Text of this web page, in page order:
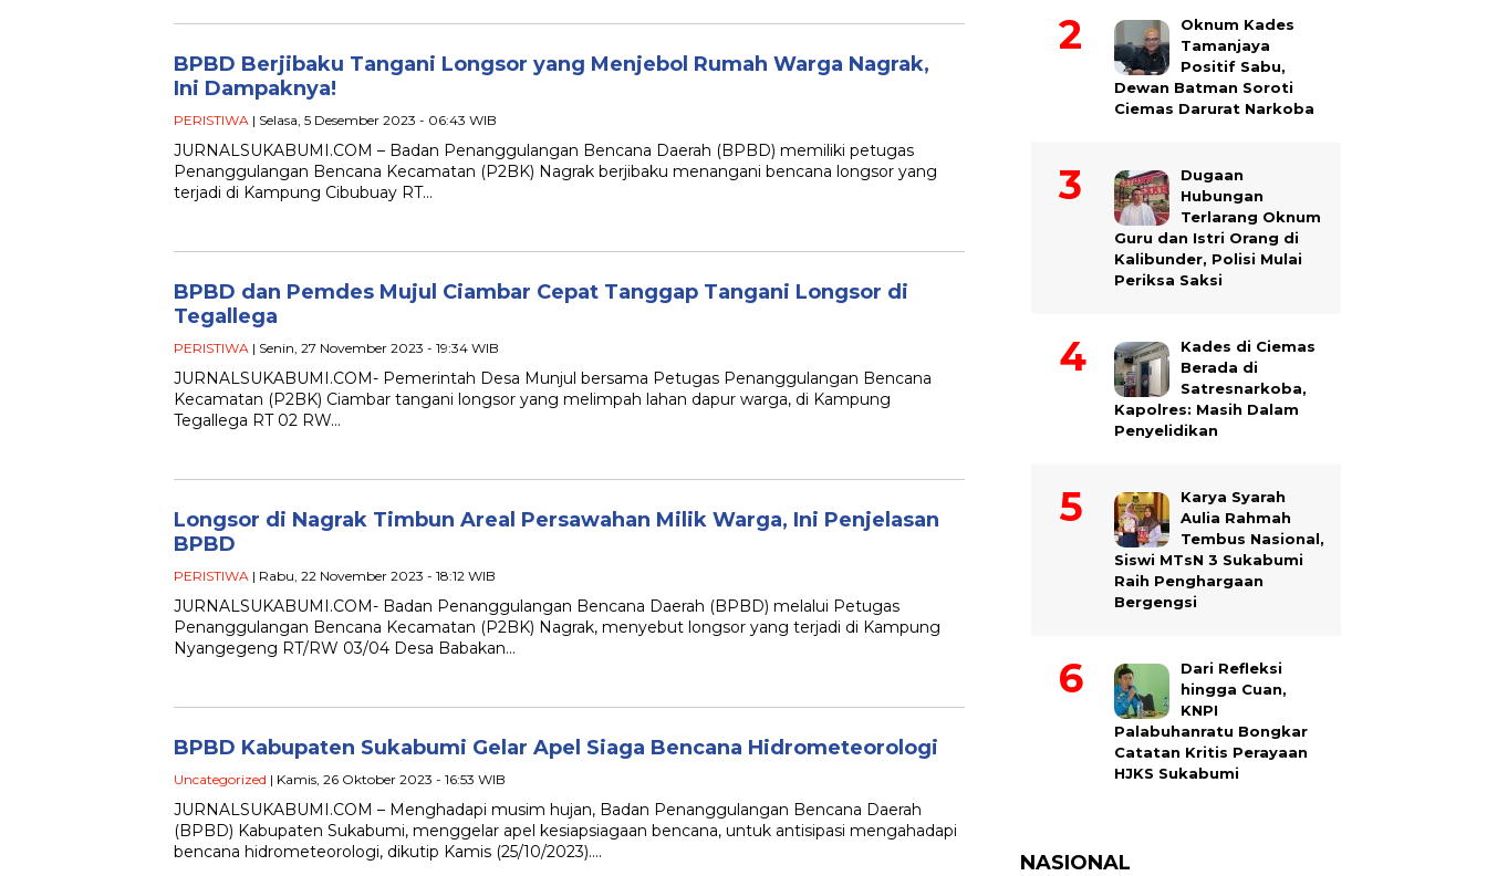
BPBD Berjibaku Tangani Longsor yang Menjebol Rumah Warga Nagrak,
Ini Dampaknya!
PERISTIWA | Selasa, 5 Desember 2023 - 06:43 WIB
JURNALSUKABUMI.COM – Badan Penanggulangan Bencana Daerah (BPBD) memiliki petugas
Penanggulangan Bencana Kecamatan (P2BK) Nagrak berjibaku menangani bencana longsor yang
terjadi di Kampung Cibubuay RT…
BPBD dan Pemdes Mujul Ciambar Cepat Tanggap Tangani Longsor di
Tegallega
PERISTIWA | Senin, 27 November 2023 - 19:34 WIB
JURNALSUKABUMI.COM- Pemerintah Desa Munjul bersama Petugas Penanggulangan Bencana
Kecamatan (P2BK) Ciambar tangani longsor yang melimpah lahan dapur warga, di Kampung
Tegallega RT 02 RW…
Longsor di Nagrak Timbun Areal Persawahan Milik Warga, Ini Penjelasan
BPBD
PERISTIWA | Rabu, 22 November 2023 - 18:12 WIB
JURNALSUKABUMI.COM- Badan Penanggulangan Bencana Daerah (BPBD) melalui Petugas
Penanggulangan Bencana Kecamatan (P2BK) Nagrak, menyebut longsor yang terjadi di Kampung
Nyangegeng RT/RW 03/04 Desa Babakan…
BPBD Kabupaten Sukabumi Gelar Apel Siaga Bencana Hidrometeorologi
Uncategorized | Kamis, 26 Oktober 2023 - 16:53 WIB
JURNALSUKABUMI.COM – Menghadapi musim hujan, Badan Penanggulangan Bencana Daerah
(BPBD) Kabupaten Sukabumi, menggelar apel kesiapsiagaan bencana, untuk antisipasi mengahadapi
bencana hidrometeorologi, dikutip Kamis (25/10/2023)….
Oknum Kades
Tamanjaya
Positif Sabu,
Dewan Batman Soroti
Ciemas Darurat Narkoba
Dugaan
Hubungan
Terlarang Oknum
Guru dan Istri Orang di
Kalibunder, Polisi Mulai
Periksa Saksi
Kades di Ciemas
Berada di
Satresnarkoba,
Kapolres: Masih Dalam
Penyelidikan
Karya Syarah
Aulia Rahmah
Tembus Nasional,
Siswi MTsN 3 Sukabumi
Raih Penghargaan
Bergengsi
Dari Refleksi
hingga Cuan,
KNPI
Palabuhanratu Bongkar
Catatan Kritis Perayaan
HJKS Sukabumi
NASIONAL